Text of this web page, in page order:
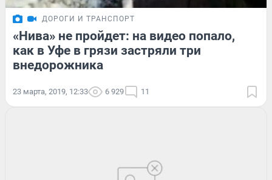
ДОРОГИ И ТРАНСПОРТ
«Нива» не пройдет: на видео попало,
как в Уфе в грязи застряли три
внедорожника
23 марта, 2019, 12:33 6 929 11